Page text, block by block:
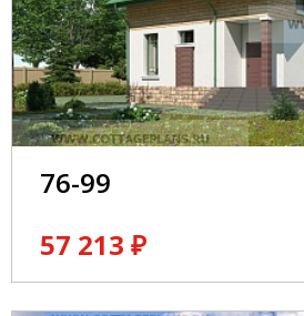
76-99
57 213 ₽